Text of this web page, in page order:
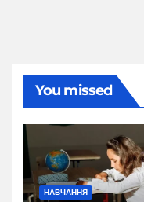
You missed
НАВЧАННЯ